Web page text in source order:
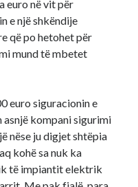
euro në vit për
e një shkëndije
që po hetohet për
mund të mbetet
euro siguracionin e
asnjë kompani sigurimi
nëse ju digjet shtëpia
kohë sa nuk ka
të impiantit elektrik